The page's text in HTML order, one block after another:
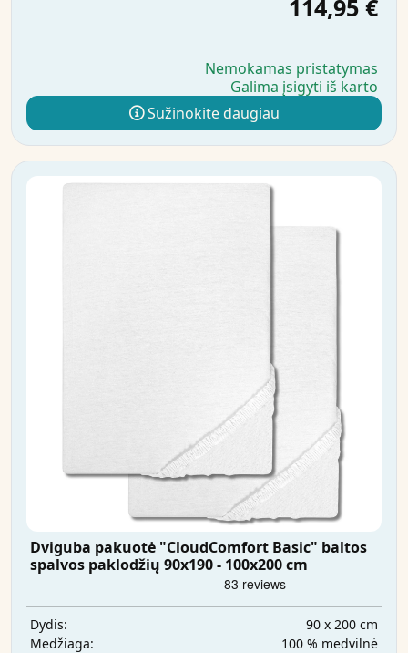
114,95 €
Nemokamas pristatymas
Galima įsigyti iš karto
Sužinokite daugiau
Dviguba pakuotė "CloudComfort Basic" baltos
spalvos paklodžių 90x190 - 100x200 cm
Dydis:
90 x 200 cm
Medžiaga:
100 % medvilnė